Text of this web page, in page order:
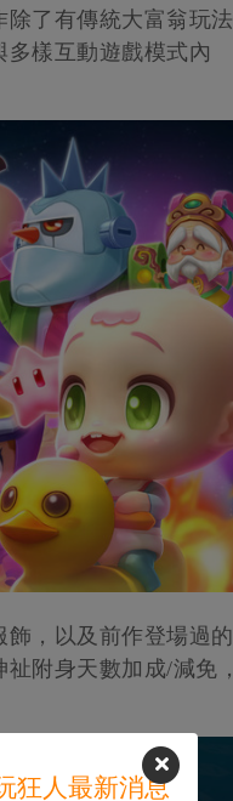
了有傳統大富翁玩法
樣互動遊戲模式內
，以及前作登場過的
附身天數加成/減免，
狂人最新消息